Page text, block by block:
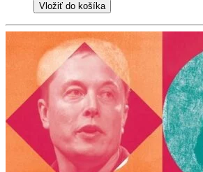
Vložiť do košíka